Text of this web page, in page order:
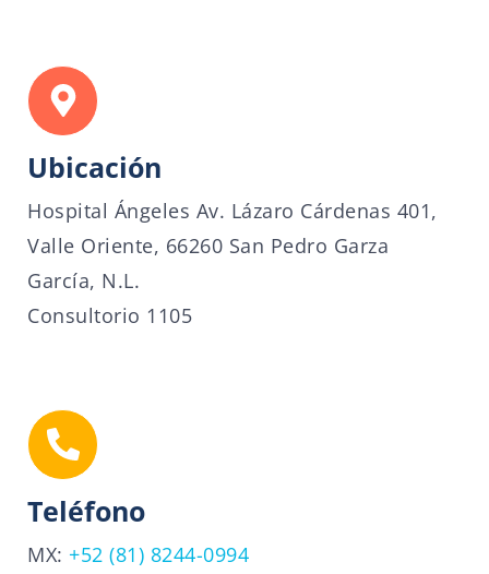
Ubicación
Hospital Ángeles Av. Lázaro Cárdenas 401,
Valle Oriente, 66260 San Pedro Garza
García, N.L.
Consultorio 1105
Teléfono
MX: +52 (81) 8244-0994